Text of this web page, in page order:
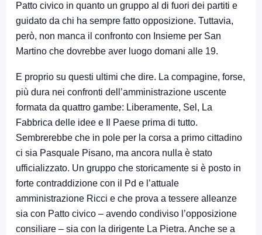
Patto civico in quanto un gruppo al di fuori dei partiti e
guidato da chi ha sempre fatto opposizione. Tuttavia,
però, non manca il confronto con Insieme per San
Martino che dovrebbe aver luogo domani alle 19.
E proprio su questi ultimi che dire. La compagine, forse,
più dura nei confronti dell’amministrazione uscente
formata da quattro gambe: Liberamente, Sel, La
Fabbrica delle idee e Il Paese prima di tutto.
Sembrerebbe che in pole per la corsa a primo cittadino
ci sia Pasquale Pisano, ma ancora nulla è stato
ufficializzato. Un gruppo che storicamente si è posto in
forte contraddizione con il Pd e l’attuale
amministrazione Ricci e che prova a tessere alleanze
sia con Patto civico – avendo condiviso l’opposizione
consiliare – sia con la dirigente La Pietra. Anche se a